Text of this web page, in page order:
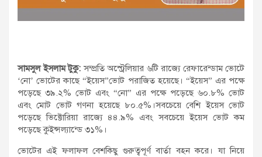
সামসুল ইসলাম টুকু: সম্প্রতি অস্ট্রেলিয়ার ৬টি রাজ্যে রেফারেন্ডাম ভোটে
‘নো’ ভোটের কাছে “ইয়েস”ভোট পরাজিত হয়েছে। “ইয়েস” এর পক্ষে
পড়েছে ৩৯.২% ভোট এবং “নো” এর পক্ষে পড়েছে ৬০.৮% ভোট
এবং মোট ভোট গণনা হয়েছে ৮০.৫%।সবচেয়ে বেশি ইয়েস ভোট
পড়েছে ভিক্টোরিয়া রাজ্যে ৪৪.৯% এবং সবচেয়ে ইয়েস ভোট কম
পড়েছে কুইন্সল্যান্ডে ৩১%।
ভোটের এই ফলাফল বেশকিছু গুরুত্বপূর্ণ বার্তা বহন করে। যা নিয়ে